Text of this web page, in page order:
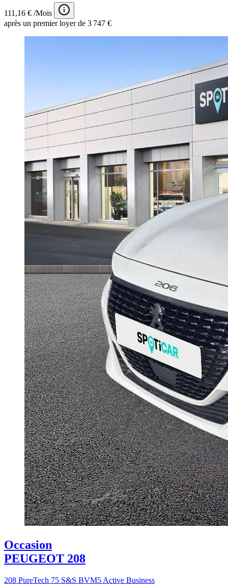
111,16 € /Mois
après un premier loyer de 3 747 €
Occasion
PEUGEOT 208
208 PureTech 75 S&S BVM5 Active Business